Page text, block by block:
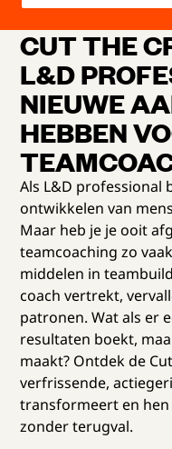
CUT THE
L&D
NIEUWE
HEBBEN
Als L&D professional
ontwikkelen van
Maar heb je je ooit
teamcoaching zo
middelen in
coach vertrekt,
patronen. Wat als er
resultaten boekt,
maakt? Ontdek de
verfrissende,
transformeert en
zonder terugval.